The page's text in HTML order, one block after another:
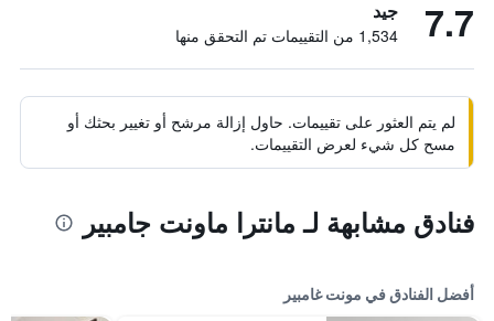
7.7 جيد
1,534 من التقييمات تم التحقق منها
لم يتم العثور على تقييمات. حاول إزالة مرشح أو تغيير بحثك أو
مسح كل شيء لعرض التقييمات.
فنادق مشابهة لـ مانترا ماونت جامبير
أفضل الفنادق في مونت غامبير